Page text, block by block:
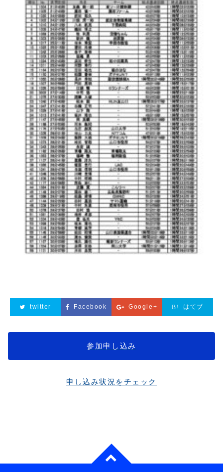
twitter Facebook Google+ はてブ
参加申し込み
申し込み状況をチェック